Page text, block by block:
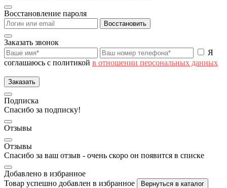
Восстановление пароля
Восстановить
Заказать звонок
Я
соглашаюсь с политикой в отношении персональных данных
Заказать
Подписка
Спасибо за подписку!
Отзывы
Отзывы
Спасибо за ваш отзыв - очень скоро он появится в списке
Добавлено в избранное
Товар успешно добавлен в избранное
Вернуться в каталог